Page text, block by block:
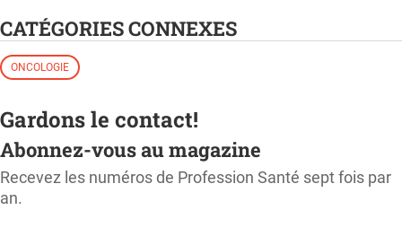
CATÉGORIES CONNEXES
ONCOLOGIE
Gardons le contact!
Abonnez-vous au magazine
Recevez les numéros de Profession Santé sept fois par
an.